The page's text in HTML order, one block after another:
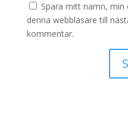
Spara mitt namn,
denna webbläsare till
kommentar.